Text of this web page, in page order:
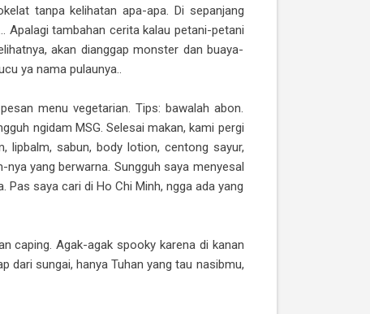
tanpa kelihatan apa-apa. Di sepanjang
Apalagi tambahan cerita kalau petani-petani
akan dianggap monster dan buaya-
ya nama pulaunya..
menu vegetarian. Tips: bawalah abon.
ngidam MSG. Selesai makan, kami pergi
lipbalm, sabun, body lotion, centong sayur,
yang berwarna. Sungguh saya menyesal
Pas saya cari di Ho Chi Minh, ngga ada yang
caping. Agak-agak spooky karena di kanan
dari sungai, hanya Tuhan yang tau nasibmu,